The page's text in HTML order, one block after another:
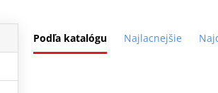
Podľa katalógu Najlacnejšie